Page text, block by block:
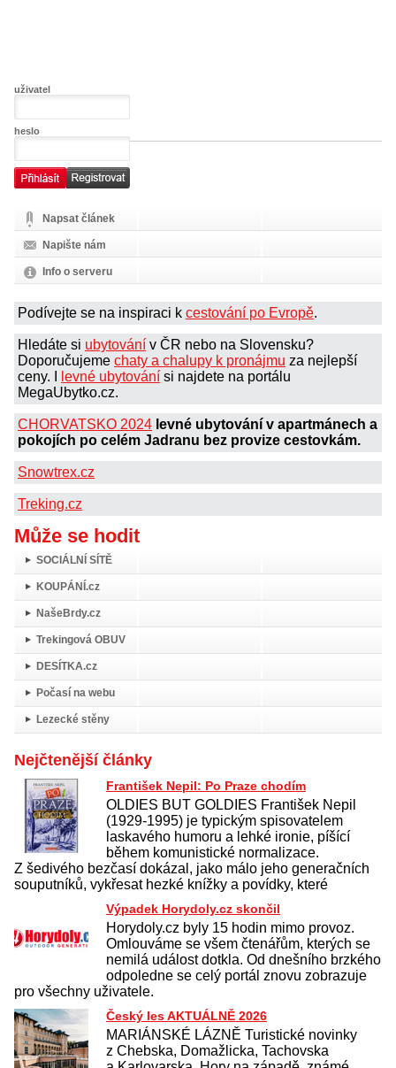
uživatel
heslo
Napsat článek
Napište nám
Info o serveru
Podívejte se na inspiraci k cestování po Evropě.
Hledáte si ubytování v ČR nebo na Slovensku?
Doporučujeme chaty a chalupy k pronájmu za nejlepší
ceny. I
levné ubytování si najdete na portálu
MegaUbytko.cz.
CHORVATSKO 2024 levné ubytování v apartmánech a
pokojích po celém Jadranu bez provize cestovkám.
Snowtrex.cz
Treking.cz
Může se hodit
SOCIÁLNÍ SÍTĚ
KOUPÁNÍ.cz
NašeBrdy.cz
Trekingová OBUV
DESÍTKA.cz
Počasí na webu
Lezecké stěny
Nejčtenější články
František Nepil: Po Praze chodím
OLDIES BUT GOLDIES František Nepil
(1929-1995) je typickým spisovatelem
laskavého humoru a lehké ironie, píšící
během komunistické normalizace.
Z šedivého bezčasí dokázal, jako málo jeho generačních
souputníků, vykřesat hezké knížky a povídky, které
Výpadek Horydoly.cz skončil
Horydoly.cz byly 15 hodin mimo provoz.
Omlouváme se všem čtenářům, kterých se
nemilá událost dotkla. Od dnešního brzkého
odpoledne se celý portál znovu zobrazuje
pro všechny uživatele.
Český les AKTUÁLNĚ 2026
MARIÁNSKÉ LÁZNĚ Turistické novinky
z Chebska, Domažlicka, Tachovska